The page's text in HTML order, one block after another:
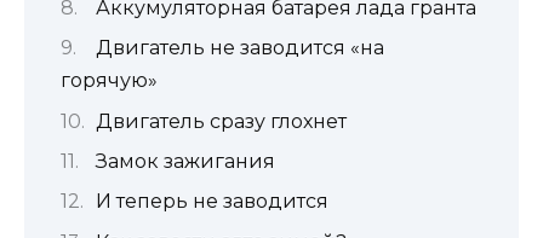
Аккумуляторная батарея лада гранта
Двигатель не заводится «на
горячую»
Двигатель сразу глохнет
Замок зажигания
И теперь не заводится